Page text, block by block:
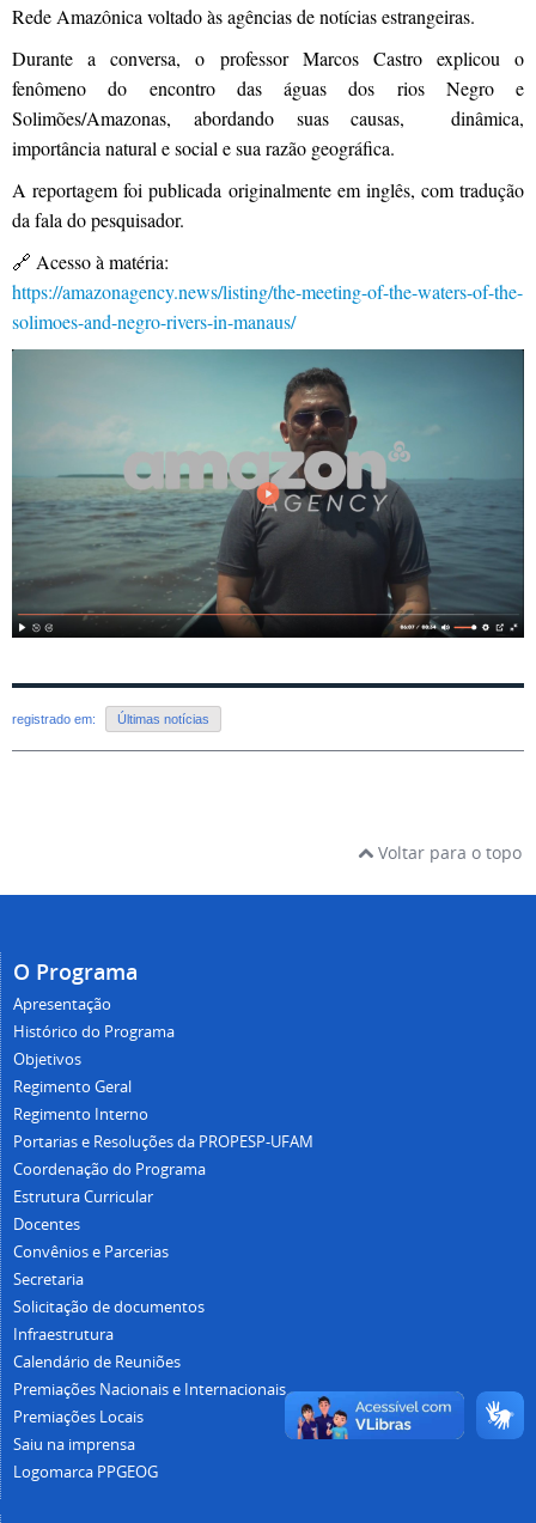
Rede Amazônica voltado às agências de notícias estrangeiras.
Durante a conversa, o professor Marcos Castro explicou o
fenômeno do encontro das águas dos rios Negro e
Solimões/Amazonas, abordando suas causas, dinâmica,
importância natural e social e sua razão geográfica.
A reportagem foi publicada originalmente em inglês, com tradução
da fala do pesquisador.
🔗 Acesso à matéria:
https://amazonagency.news/listing/the-meeting-of-the-waters-of-the-
solimoes-and-negro-rivers-in-manaus/
registrado em: Últimas notícias
Voltar para o topo
O Programa
Apresentação
Histórico do Programa
Objetivos
Regimento Geral
Regimento Interno
Portarias e Resoluções da PROPESP-UFAM
Coordenação do Programa
Estrutura Curricular
Docentes
Convênios e Parcerias
Secretaria
Solicitação de documentos
Infraestrutura
Calendário de Reuniões
Premiações Nacionais e Internacionais
Premiações Locais
Saiu na imprensa
Logomarca PPGEOG